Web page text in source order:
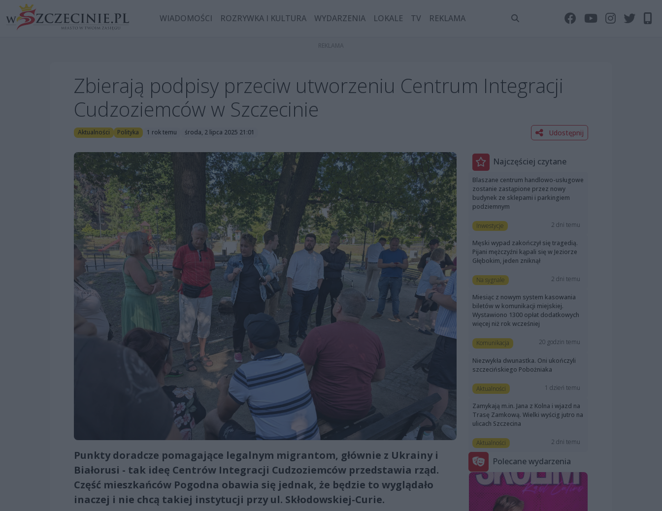
WIADOMOŚCI ROZRYWKA I KULTURA WYDARZENIA LOKALE TV REKLAMA
Zbierają podpisy przeciw utworzeniu Centrum Integracji
Cudzoziemców w Szczecinie
Aktualności Polityka 1 rok temu środa, 2 lipca 2025 21:01 Udostępnij
Punkty doradcze pomagające legalnym migrantom, głównie z Ukrainy i
Białorusi - tak ideę Centrów Integracji Cudzoziemców przedstawia rząd.
Część mieszkańców Pogodna obawia się jednak, że będzie to wyglądało
inaczej i nie chcą takiej instytucji przy ul. Skłodowskiej-Curie.
Najczęściej czytane
Blaszane centrum handlowo-usługowe
zostanie zastąpione przez nowy
budynek ze sklepami i parkingiem
podziemnym
Inwestycje 2 dni temu
Męski wypad zakończył się tragedią.
Pijani mężczyźni kąpali się w Jeziorze
Głębokim, jeden zniknął
Na sygnale 2 dni temu
Miesiąc z nowym system kasowania
biletów w komunikacji miejskiej.
Wystawiono 1300 opłat dodatkowych
więcej niż rok wcześniej
Komunikacja 20 godzin temu
Niezwykła dwunastka. Oni ukończyli
szczecińskiego Pobożniaka
Aktualności 1 dzień temu
Zamykają m.in. Jana z Kolna i wjazd na
Trasę Zamkową. Wielki wyścig jutro na
ulicach Szczecina
Aktualności 2 dni temu
Polecane wydarzenia